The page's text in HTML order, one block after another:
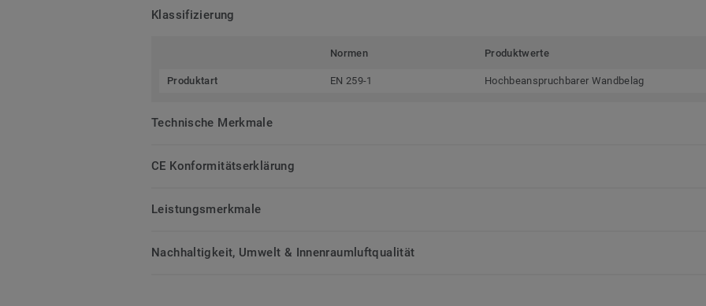
Klassifizierung
Normen Produktwerte
Produktart EN 259-1 Hochbeanspruchbarer Wandbelag
Technische Merkmale
CE Konformitätserklärung
Leistungsmerkmale
Nachhaltigkeit, Umwelt & Innenraumluftqualität